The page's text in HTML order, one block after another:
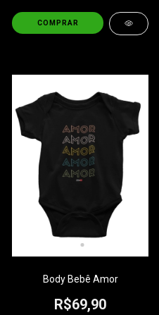
COMPRAR
Body Bebê Amor
R$69,90